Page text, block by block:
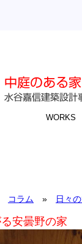
WORKS
コラム » 日々
安曇野の家